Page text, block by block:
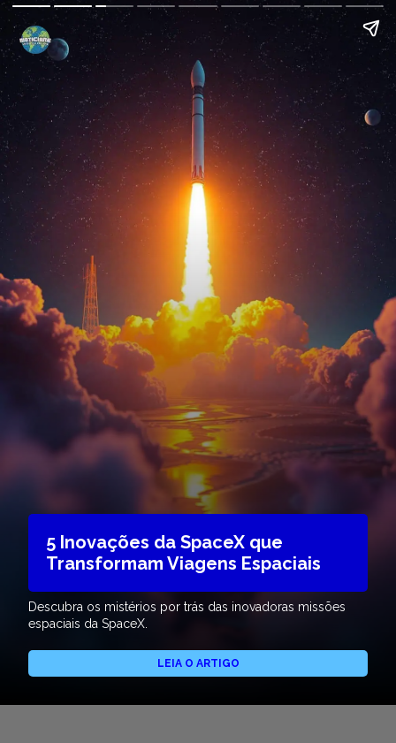
5 Inovações da SpaceX que
Transformam Viagens Espaciais
Descubra os mistérios por trás das inovadoras missões
espaciais da SpaceX.
LEIA O ARTIGO